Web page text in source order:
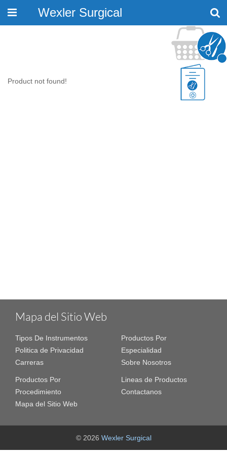
Toggle
Wexler Surgical
Product not found!
Mapa del Sitio Web
Tipos De Instrumentos
Politica de Privacidad
Carreras
Productos Por
Especialidad
Sobre Nosotros
Productos Por
Procedimiento
Mapa del Sitio Web
Lineas de Productos
Contactanos
© 2026 Wexler Surgical